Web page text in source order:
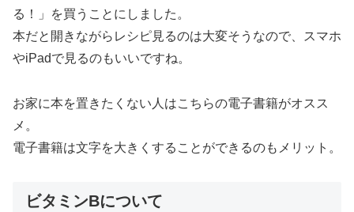
る！」を買うことにしました。
本だと開きながらレシピ見るのは大変そうなので、スマホ
やiPadで見るのもいいですね。
お家に本を置きたくない人はこちらの電子書籍がオスス
メ。
電子書籍は文字を大きくすることができるのもメリット。
ビタミンBについて